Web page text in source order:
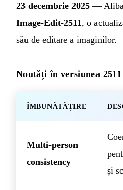
23 decembrie 2025 —
Image-Edit-2511, o
său de editare a imaginilor.
Noutăți în versiunea 2511
ÎMBUNĂTĂȚIRE
Multi-person
consistency
și